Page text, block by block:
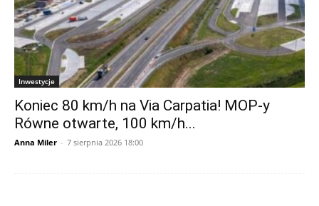
Inwestycje
Koniec 80 km/h na Via Carpatia! MOP-y
Równe otwarte, 100 km/h...
Anna Miler - 7 sierpnia 2026 18:00